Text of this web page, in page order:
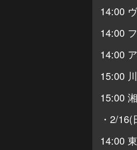
14:00
14:00
14:00
15:00
15:00
・2/16(
14:00